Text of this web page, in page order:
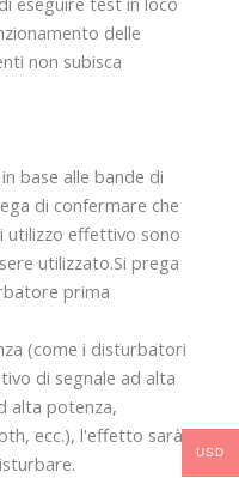
delle
non subisca
base alle bande di
di confermare che
utilizzo effettivo sono
utilizzato.Si prega
prima
(come i disturbatori
di segnale ad alta
alta potenza,
ecc.), l'effetto sarà
USD